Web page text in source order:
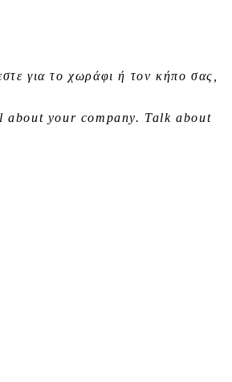
για το χωράφι ή τον κήπο σας,
your company. Talk about